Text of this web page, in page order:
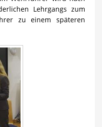
Lehrgangs zum
zu einem späteren